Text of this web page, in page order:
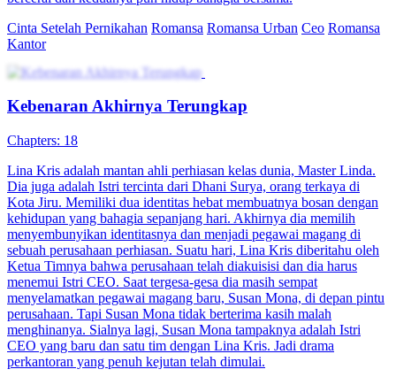
Cinta Setelah Pernikahan Romansa Romansa Urban Ceo Romansa
Kantor
Kebenaran Akhirnya Terungkap
Chapters: 18
Lina Kris adalah mantan ahli perhiasan kelas dunia, Master Linda.
Dia juga adalah Istri tercinta dari Dhani Surya, orang terkaya di
Kota Jiru. Memiliki dua identitas hebat membuatnya bosan dengan
kehidupan yang bahagia sepanjang hari. Akhirnya dia memilih
menyembunyikan identitasnya dan menjadi pegawai magang di
sebuah perusahaan perhiasan. Suatu hari, Lina Kris diberitahu oleh
Ketua Timnya bahwa perusahaan telah diakuisisi dan dia harus
menemui Istri CEO. Saat tergesa-gesa dia masih sempat
menyelamatkan pegawai magang baru, Susan Mona, di depan pintu
perusahaan. Tapi Susan Mona tidak berterima kasih malah
menghinanya. Sialnya lagi, Susan Mona tampaknya adalah Istri
CEO yang baru dan satu tim dengan Lina Kris. Jadi drama
perkantoran yang penuh kejutan telah dimulai.